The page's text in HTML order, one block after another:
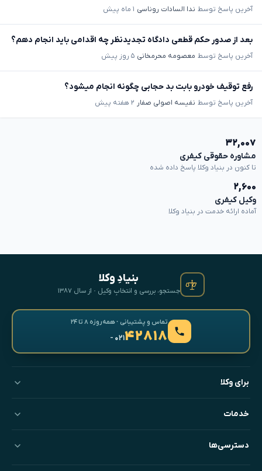
آخرین پاسخ توسط ندا السادات روناسی ۱ ماه پیش
بعد از صدور حکم قطعی دادگاه تجدیدنظر چه اقدامی باید انجام دهم؟
آخرین پاسخ توسط معصومه محرمخانی ۵ روز پیش
رفع توقیف خودرو بابت بد حجابی چگونه انجام میشود؟
آخرین پاسخ توسط نفیسه اصولی صفار ۲ هفته پیش
۳۲,۰۰۷
مشاوره حقوقی کیفری
تا کنون در بنیاد وکلا پاسخ داده شده
۲,۶۰۰
وکیل کیفری
آماده ارائه خدمت در بنیاد وکلا
بنیادِ وکلا
جستجو، بررسی و انتخابِ وکیل · از سال ۱۳۸۷
تماس و پشتیبانی · همه‌روزه ۸ تا ۲۴
۴۲۸۱۸- ۰۲۱
برای وکلا
خدمات
دسترسی‌ها